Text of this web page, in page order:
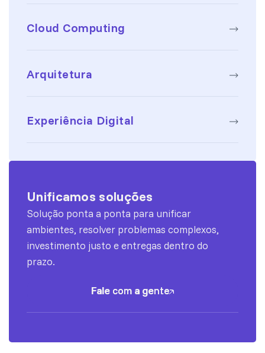
Cloud Computing
Arquitetura
Experiência Digital
Unificamos soluções
Solução ponta a ponta para unificar
ambientes, resolver problemas complexos,
investimento justo e entregas dentro do
prazo.
Fale com a gente
Fale com a gente